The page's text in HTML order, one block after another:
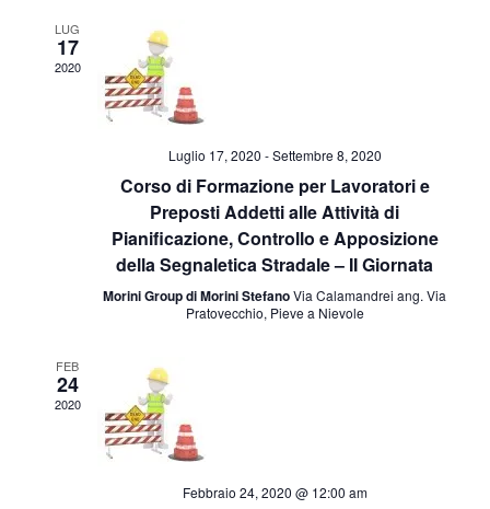
LUG
17
2020
Luglio 17, 2020 -Settembre 8, 2020
Corso di Formazione per Lavoratori e
Preposti Addetti alle Attività di
Pianificazione, Controllo e Apposizione
della Segnaletica Stradale – II Giornata
Morini Group di Morini StefanoVia Calamandrei ang. Via
Pratovecchio, Pieve a Nievole
FEB
24
2020
Febbraio 24, 2020 @ 12:00 am